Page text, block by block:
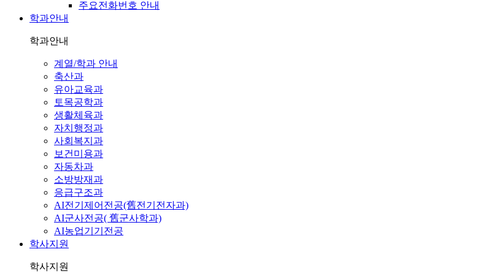
주요전화번호 안내
학과안내
학과안내
계열/학과 안내
축산과
유아교육과
토목공학과
생활체육과
자치행정과
사회복지과
보건미용과
자동차과
소방방재과
응급구조과
AI전기제어전공(舊전기전자과)
AI군사전공( 舊군사학과)
AI농업기기전공
학사지원
학사지원